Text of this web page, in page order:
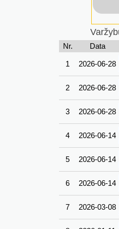
Nr. Data
1 2026-06-28
2 2026-06-28
3 2026-06-28
4 2026-06-14
5 2026-06-14
6 2026-06-14
7 2026-03-08